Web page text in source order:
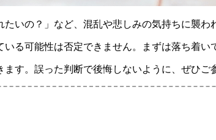
いの？」など、混乱や悲しみの気持ちに襲わ
る可能性は否定できません。まずは落ち着い
す。誤った判断で後悔しないように、ぜひご